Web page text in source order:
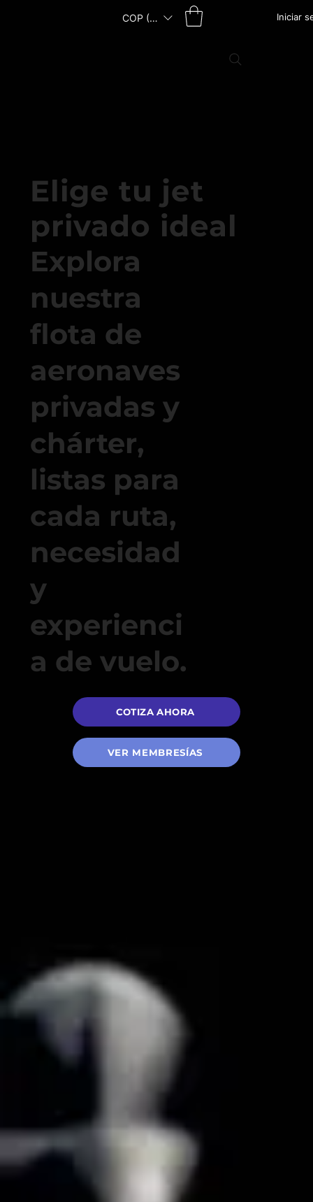
COP ($) Iniciar
Elige tu jet
privado ideal
Explora
nuestra
flota de
aeronaves
privadas y
chárter,
listas para
cada ruta,
necesidad
y
experienci
a de vuelo.
COTIZA AHORA
VER MEMBRESÍAS